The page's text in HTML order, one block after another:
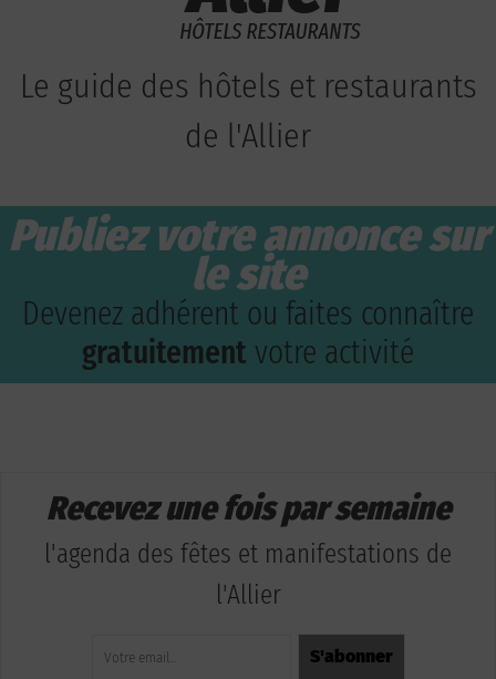
Le guide des hôtels et restaurants
de l'Allier
Publiez votre annonce sur
le site
Devenez adhérent ou faites connaître
gratuitement votre activité
Recevez une fois par semaine
l'agenda des fêtes et manifestations de
l'Allier